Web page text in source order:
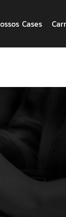
Cases